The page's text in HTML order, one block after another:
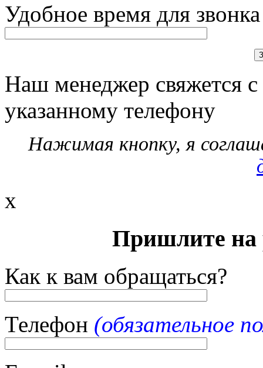
Удобное время для звонка
Наш менеджер свяжется
указанному телефону
Нажимая кнопку, я
x
Пришлите на
Как к вам обращаться?
Телефон (обязательное